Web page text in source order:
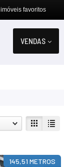
imóveis favoritos
VENDAS
145,51 METROS